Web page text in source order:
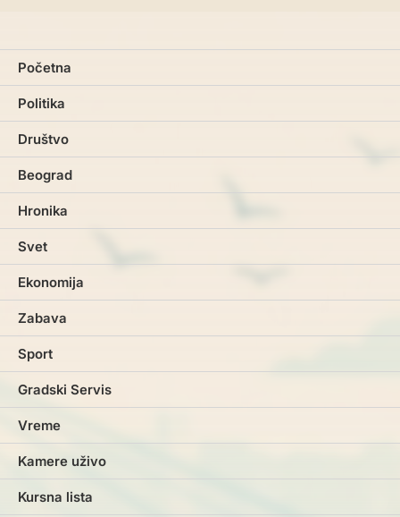
Početna
Politika
Društvo
Beograd
Hronika
Svet
Ekonomija
Zabava
Sport
Gradski Servis
Vreme
Kamere uživo
Kursna lista